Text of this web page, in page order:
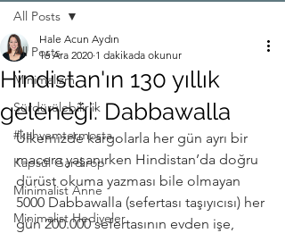
All Posts
Minimalizm
Sürdürülebilirlik
#kahvemtermosta
Kapsül Gardırop
Minimalist Anne
Minimalist Hediyeler
All Posts
Hindistan'ın 130 yıllık
geleneği: Dabbawalla
Hale Acun Aydın
16 Ara 2020 1 dakikada okunur
Ülkemizde kargolarla her gün ayrı bir
macera yaşanırken Hindistan’da doğru
dürüst okuma yazması bile olmayan
5000 Dabbawalla (sefertası taşıyıcısı) her
gün 200.000 sefertasının evden işe,